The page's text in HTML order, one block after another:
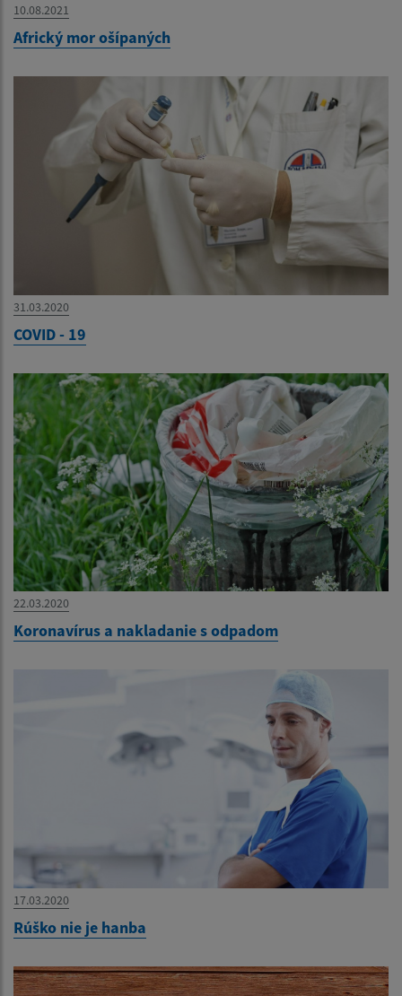
10.08.2021
Africký mor ošípaných
31.03.2020
COVID - 19
22.03.2020
Koronavírus a nakladanie s odpadom
17.03.2020
Rúško nie je hanba